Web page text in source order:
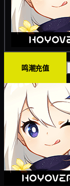
鸣潮充值